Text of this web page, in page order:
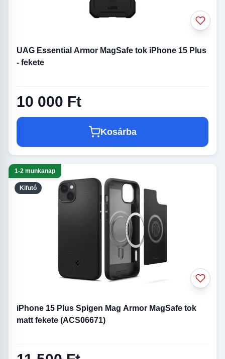
UAG Essential Armor MagSafe tok iPhone 15 Plus
- fekete
10 000 Ft
Kosárba
Kifutó
1-2 munkanap
iPhone 15 Plus Spigen Mag Armor MagSafe tok
matt fekete (ACS06671)